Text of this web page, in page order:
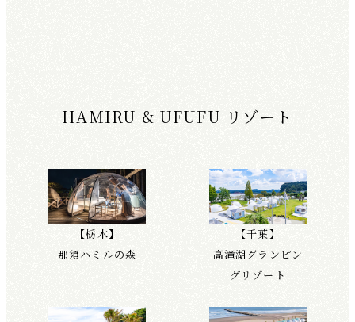
HAMIRU & UFUFU リゾート
【栃木】
那須ハミルの森
【千葉】
高滝湖グランピン
グリゾート